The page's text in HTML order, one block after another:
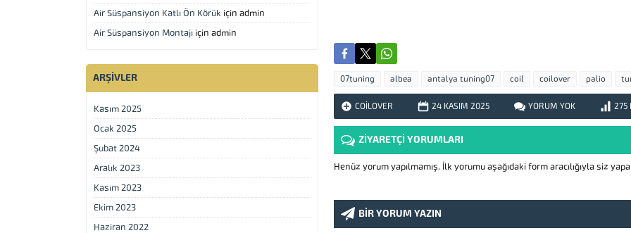
07tuning albea antalya tuning07 coil coilover palio
COILOVER 24 KASIM 2025 YORUM YOK 275
ZİYARETÇİ YORUMLARI
Henüz yorum yapılmamış. İlk yorumu aşağıdaki form aracılığıyla siz
BİR YORUM YAZIN
Air Süspansiyon Katlı Ön Körük için admin
Air Süspansiyon Montajı için admin
ARŞIVLER
Kasım 2025
Ocak 2025
Şubat 2024
Aralık 2023
Kasım 2023
Ekim 2023
Haziran 2022